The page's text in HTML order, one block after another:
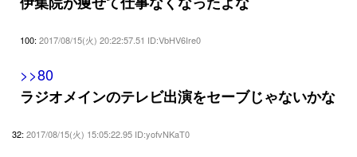
100: 2017/08/15(火) 20:22:57.51 ID:VbHV6Ire0
>>80
ラジオメインのテレビ出演をセーブじゃないかな
32: 2017/08/15(火) 15:05:22.95 ID:yofvNKaT0